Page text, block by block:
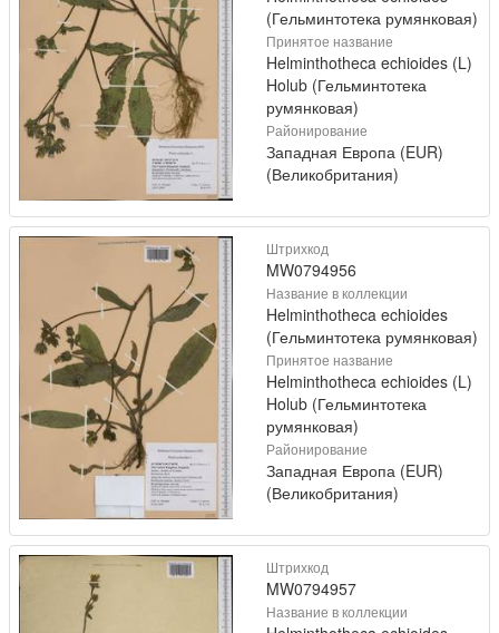
(Гельминтотека румянковая)
Принятое название
Helminthotheca echioides (L)
Holub (Гельминтотека
румянковая)
Районирование
Западная Европа (EUR)
(Великобритания)
Штрихкод
MW0794956
Название в коллекции
Helminthotheca echioides
(Гельминтотека румянковая)
Принятое название
Helminthotheca echioides (L)
Holub (Гельминтотека
румянковая)
Районирование
Западная Европа (EUR)
(Великобритания)
Штрихкод
MW0794957
Название в коллекции